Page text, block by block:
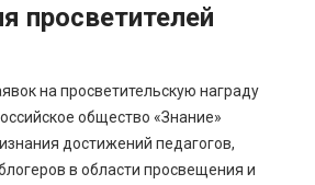
просветителей
на просветительскую награду
общество «Знание»
достижений педагогов,
в области просвещения и